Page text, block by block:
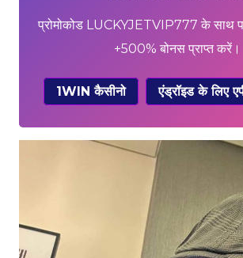
प्रोमोकोड LUCKYJETVIP777 के साथ
+500% बोनस प्राप्त करें।
1WIN कैसीनो एंड्रॉइड के लिए